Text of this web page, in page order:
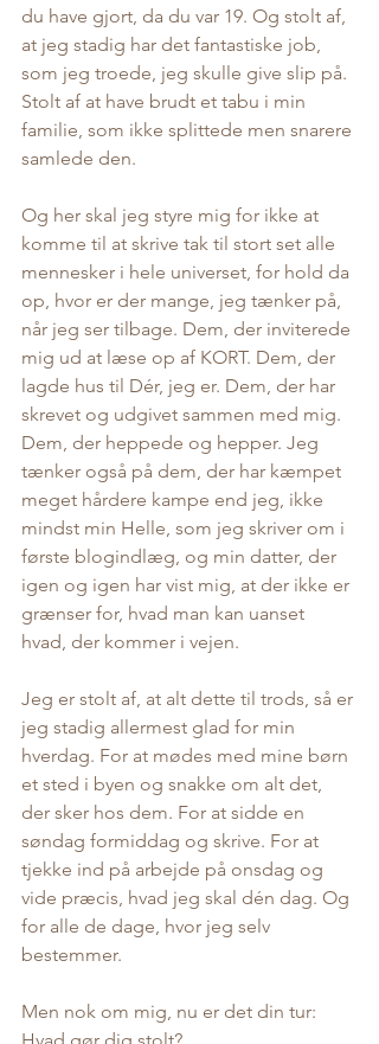
du have gjort, da du var 19. Og stolt af,
at jeg stadig har det fantastiske job,
som jeg troede, jeg skulle give slip på.
Stolt af at have brudt et tabu i min
familie, som ikke splittede men snarere
samlede den.
Og her skal jeg styre mig for ikke at
komme til at skrive tak til stort set alle
mennesker i hele universet, for hold da
op, hvor er der mange, jeg tænker på,
når jeg ser tilbage. Dem, der inviterede
mig ud at læse op af KORT. Dem, der
lagde hus til Dér, jeg er. Dem, der har
skrevet og udgivet sammen med mig.
Dem, der heppede og hepper. Jeg
tænker også på dem, der har kæmpet
meget hårdere kampe end jeg, ikke
mindst min Helle, som jeg skriver om i
første blogindlæg, og min datter, der
igen og igen har vist mig, at der ikke er
grænser for, hvad man kan uanset
hvad, der kommer i vejen.
Jeg er stolt af, at alt dette til trods, så er
jeg stadig allermest glad for min
hverdag. For at mødes med mine børn
et sted i byen og snakke om alt det,
der sker hos dem. For at sidde en
søndag formiddag og skrive. For at
tjekke ind på arbejde på onsdag og
vide præcis, hvad jeg skal dén dag. Og
for alle de dage, hvor jeg selv
bestemmer.
Men nok om mig, nu er det din tur: